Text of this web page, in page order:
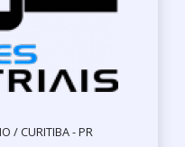
/ CURITIBA - PR